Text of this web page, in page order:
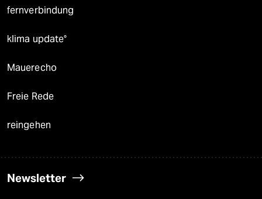
fernverbindung
klima update°
Mauerecho
Freie Rede
reingehen
Newsletter